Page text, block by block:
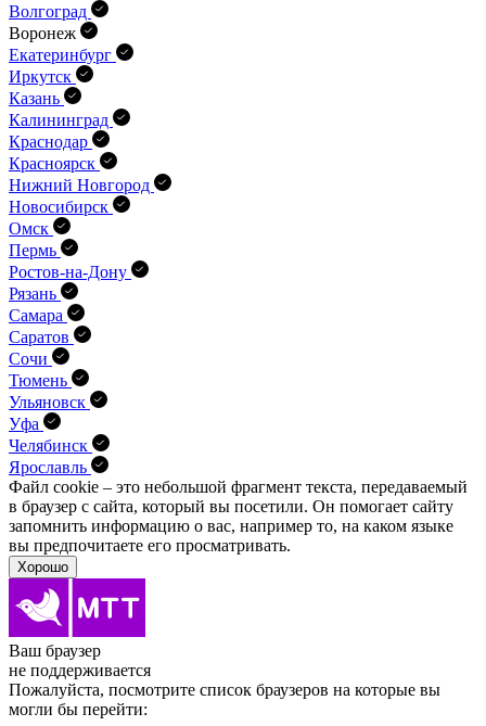
Волгоград
Воронеж
Екатеринбург
Иркутск
Казань
Калининград
Краснодар
Красноярск
Нижний Новгород
Новосибирск
Омск
Пермь
Ростов-на-Дону
Рязань
Самара
Саратов
Сочи
Тюмень
Ульяновск
Уфа
Челябинск
Ярославль
Файл cookie – это небольшой фрагмент текста, передава­емый
в браузер с сайта, который вы посетили. Он помо­гает сайту
запомнить информацию о вас, например то, на каком языке
вы предпочитаете его просматривать.
Хорошо
Ваш браузер
не поддерживается
Пожалуйста, посмотрите список браузеров на которые вы
могли бы перейти: